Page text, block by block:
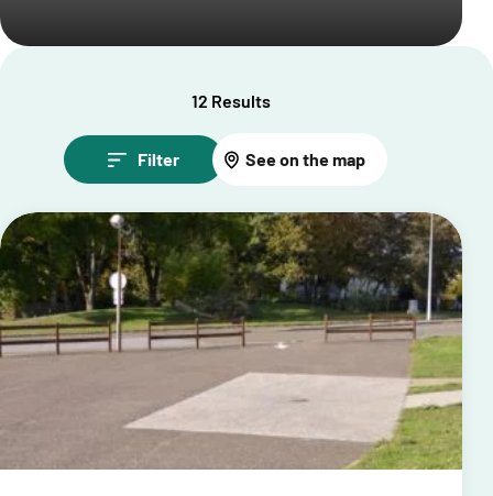
12 Results
Filter See on the map